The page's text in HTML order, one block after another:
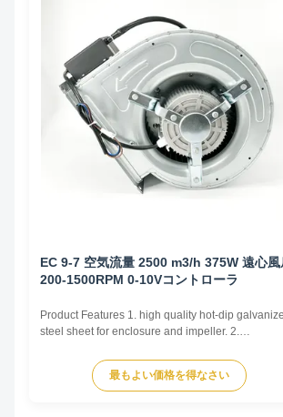
EC 9-7 空気流量 2500 m3/h 375W 遠心風
200-1500RPM 0-10Vコントローラ
Product Features 1. high quality hot-dip
steel sheet for enclosure and impeller. 2.
small vibration. Main advantages 1. Experience
good service. We professionally produce fan
最もよい価格を得なさい